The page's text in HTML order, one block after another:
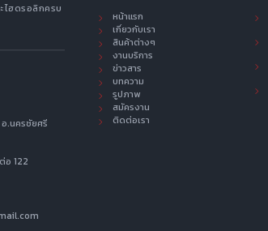
ไฮดรอลิกครบ
.นครชัยศรี
อ 122
หน้าแรก
เกี่ยวกับเรา
สินค้าต่างๆ
งานบริการ
ข่าวสาร
บทความ
รูปภาพ
สมัครงาน
ติดต่อเรา